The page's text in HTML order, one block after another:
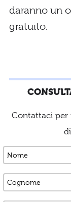
daranno un
gratuito.
Contattaci per